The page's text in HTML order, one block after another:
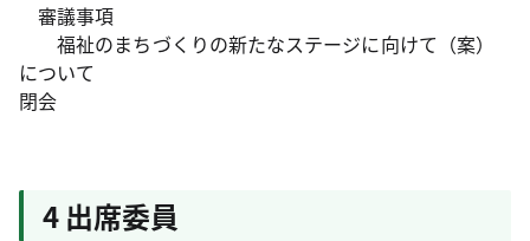
審議事項
福祉のまちづくりの新たなステージに向けて（案）
について
閉会
4 出席委員